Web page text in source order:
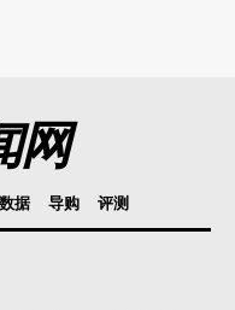
网
数据 导购 评测